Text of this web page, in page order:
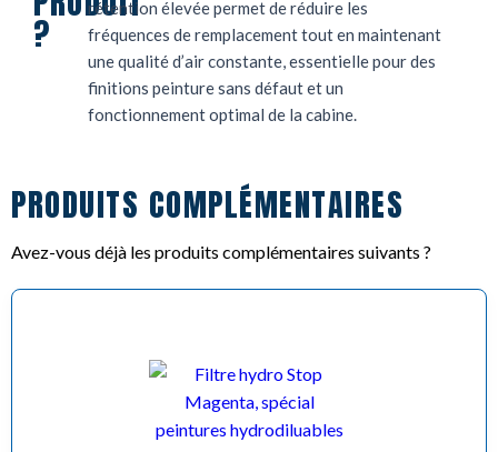
?
rétention élevée permet de réduire les
fréquences de remplacement tout en maintenant
une qualité d’air constante, essentielle pour des
finitions peinture sans défaut et un
fonctionnement optimal de la cabine.
PRODUITS COMPLÉMENTAIRES
Avez-vous déjà les produits complémentaires suivants ?